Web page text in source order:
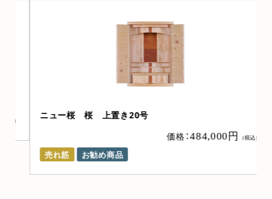
ニュー桜 桜 上置き20号
価格：484,000円（税込）
売れ筋 お勧め商品